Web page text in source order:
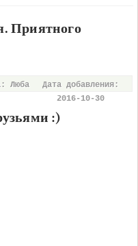
Приятного
Люба
Дата добавления:
2016-10-30
:)